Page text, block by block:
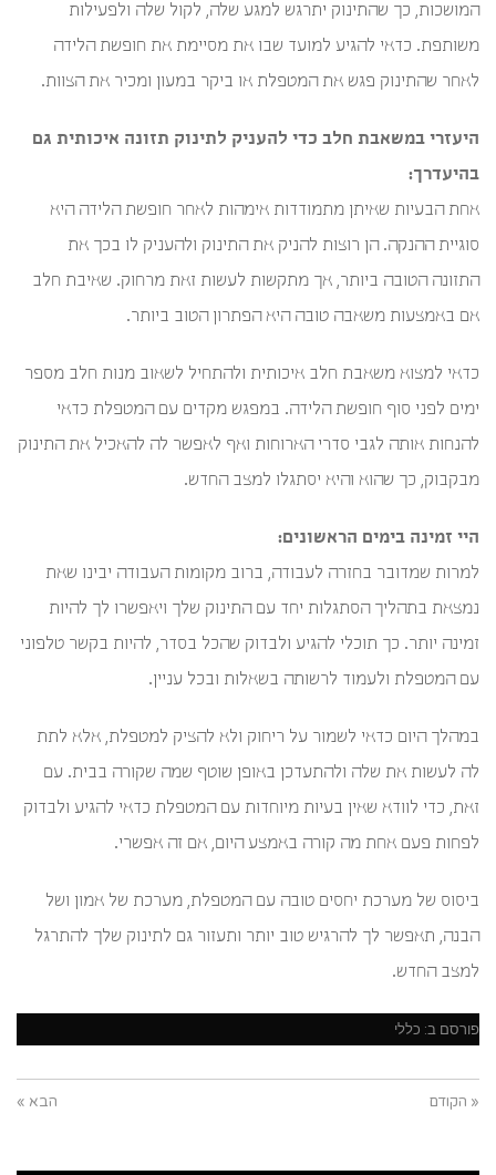
המושכות, כך שהתינוק יתרגש למגע שלה, לקול שלה ולפעילות
משותפת. כדאי להגיע למועד שבו את מסיימת את חופשת הלידה
לאחר שהתינוק פגש את המטפלת או ביקר במעון ומכיר את הצוות.
היעזרי במשאבת חלב כדי להעניק לתינוק תזונה איכותית גם
בהיעדרך:
אחת הבעיות שאיתן מתמודדות אימהות לאחר חופשת הלידה היא
סוגיית ההנקה. הן רוצות להניק את התינוק ולהעניק לו בכך את
התזונה הטובה ביותר, אך מתקשות לעשות זאת מרחוק. שאיבת חלב
אם באמצעות משאבה טובה היא הפתרון הטוב ביותר.
כדאי למצוא משאבת חלב איכותית ולהתחיל לשאוב מנות חלב מספר
ימים לפני סוף חופשת הלידה. במפגש מקדים עם המטפלת כדאי
להנחות אותה לגבי סדרי הארוחות ואף לאפשר לה להאכיל את התינוק
מבקבוק, כך שהוא והיא יסתגלו למצב החדש.
היי זמינה בימים הראשונים:
למרות שמדובר בחזרה לעבודה, ברוב מקומות העבודה יבינו שאת
נמצאת בתהליך הסתגלות יחד עם התינוק שלך ויאפשרו לך להיות
זמינה יותר. כך תוכלי להגיע ולבדוק שהכל בסדר, להיות בקשר טלפוני
עם המטפלת ולעמוד לרשותה בשאלות ובכל עניין.
במהלך היום כדאי לשמור על ריחוק ולא להציק למטפלת, אלא לתת
לה לעשות את שלה ולהתעדכן באופן שוטף שמה שקורה בבית. עם
זאת, כדי לוודא שאין בעיות מיוחדות עם המטפלת כדאי להגיע ולבדוק
לפחות פעם אחת מה קורה באמצע היום, אם זה אפשרי.
ביסוס של מערכת יחסים טובה עם המטפלת, מערכת של אמון ושל
הבנה, תאפשר לך להרגיש טוב יותר ותעזור גם לתינוק שלך להתרגל
למצב החדש.
פורסם ב: כללי
« הקודם הבא »